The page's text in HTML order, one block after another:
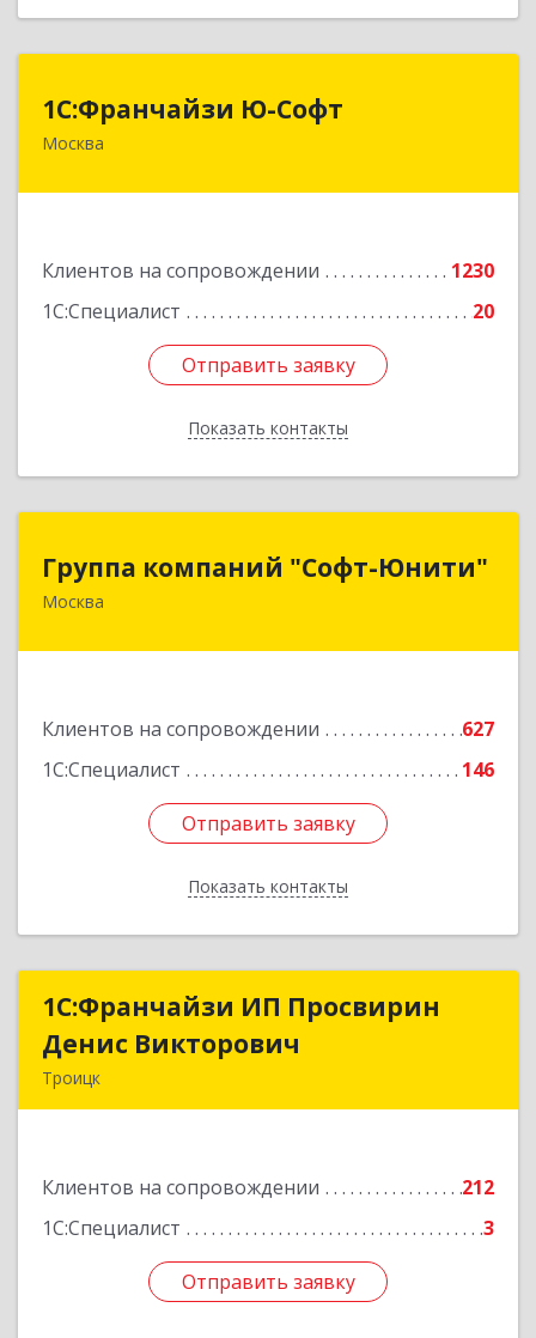
1С:Франчайзи Ю-Софт
Москва
Клиентов на сопровождении
1230
1С:Специалист
20
Отправить заявку
Показать контакты
1С:Франчайзи Ю-Софт
117149, Москва г, вн.тер.г. муниципальный
Отправить заявку
Назад
Группа компаний "Софт-Юнити"
Москва
Клиентов на сопровождении
627
1С:Специалист
146
Отправить заявку
Показать контакты
Группа компаний "Софт-Юнити"
119334, Москва г, вн.тер.г. муниципальный
Подробнее
Отправить заявку
Назад
1C:Франчайзи ИП Просвирин
Денис Викторович
Троицк
Клиентов на сопровождении
212
1С:Специалист
3
Отправить заявку
1C:Франчайзи ИП Просвирин
Денис Викторович
Подробнее
Отправить заявку